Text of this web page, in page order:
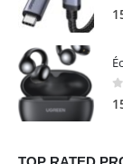
0
0